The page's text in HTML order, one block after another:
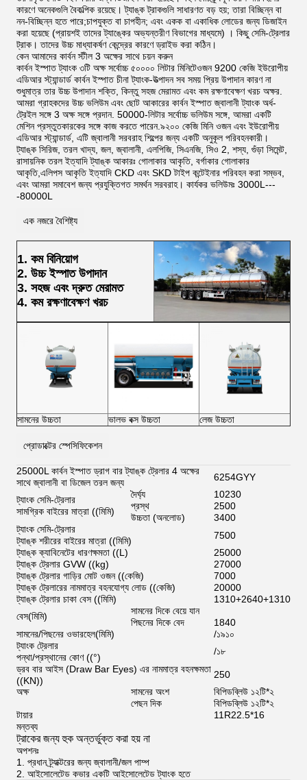
কারণে অনেকগুলি বৈকল্পিক রয়েছে। ট্যাঙ্ক ট্রাকগুলি সাধারণত বড় হয়; তারা বিচ্ছিন্ন বা
নন-বিচ্ছিন্ন হতে পারে;চাপযুক্ত বা চাপহীন; এবং একক বা একাধিক লোডের জন্য ডিজাইন
করা হয়েছে (প্রায়শই তাদের ট্যাঙ্কের অভ্যন্তরীণ বিভাগের মাধ্যমে) । কিছু সেমি-ট্রেলার
ট্রাক। তাদের উচ্চ মাধ্যাকর্ষণ কেন্দ্রের কারণে ড্রাইভ করা কঠিন।
কেন আমাদের কার্বন স্টীল 3 অক্ষের সাথে চয়ন করুন
কার্বন ইস্পাত ট্যাংক ৩টি অক্ষ সর্বোচ্চ ৫০০০০ লিটার মিনিটেওজন 9200 কেজি ইউরোপীয়
এডিআর স্ট্যান্ডার্ড কার্বন ইস্পাত চীনা ট্যাংক-উত্পাদন সব সময় প্রিয় উপাদান কারণ না
শুধুমাত্র তার উচ্চ উপাদান শক্তি, কিন্তু সহজ মেরামত এবং কম রক্ষণাবেক্ষণ খরচ অক্ষর.
আমরা গ্রাহকদের উচ্চ ভলিউম এবং ছোট আকারের কার্বন ইস্পাত জ্বালানী ট্যাংক অর্ধ-
ট্রেইল সঙ্গে 3 অক্ষ সঙ্গে প্রদান. 50000-লিটার সর্বোচ্চ ভলিউম সঙ্গে, আমরা একটি
মেশিন প্রস্তুতকারকের সঙ্গে কাজ করতে পারেন.৯২০০ কেজি মিনি ওজন এবং ইউরোপীয়
এডিআর স্ট্যান্ডার্ড, এটি জ্বালানী সরবরাহ শিল্পের জন্য একটি অনুকূল পরিবহনকারী।
ট্যাঙ্ক সিরিজ, তরল খাদ্য, জল, জ্বালানী, এলপিজি, সিএনজি, সিও 2, শস্য, গুঁড়া সিমেন্ট,
রাসায়নিক তরল ইত্যাদি ট্যাঙ্ক আকারঃ গোলাকার আকৃতি, বর্গাকার গোলাকার
আকৃতি,এলিপস আকৃতি ইত্যাদি CKD এবং SKD টাইপ কন্টেইনার পরিবহন করা সম্ভব,
এবং আমরা সমাবেশ জন্য প্রযুক্তিগত সমর্থন সরবরাহ। কার্যকর ভলিউমঃ 3000L---
-80000L
এক নজরে বৈশিষ্ট্য
1. কম বিনিয়োগ
2. উচ্চ ইস্পাত উপাদান
3. সহজ এবং দ্রুত মেরামত
4. কম রক্ষণাবেক্ষণ খরচ
সামনের উচ্চতা ভালভ বক্স উচ্চতা লেজ উচ্চতা
প্রোডাক্টের স্পেসিফিকেশন
25000L কার্বন ইস্পাত ড্রাগ বার ট্যাঙ্ক ট্রেলার 4 অক্ষের
সাথে জ্বালানী বা ডিজেল তরল জন্য
6254GYY
ট্যাংক সেমি-ট্রেলার
সামগ্রিক বাইরের মাত্রা ((মিমি)
দৈর্ঘ্য
10230
প্রস্থ
2500
উচ্চতা (অনলোড)
3400
ট্যাংক সেমি-ট্রেলার
ট্যাঙ্ক শরীরের বাইরের মাত্রা ((মিমি)
7500
ট্যাঙ্ক ক্যাবিনেটের ধারণক্ষমতা ((L)
25000
ট্যাঙ্ক ট্রেলার GVW ((kg)
27000
ট্যাঙ্ক ট্রেলার গাড়ির মোট ওজন ((কেজি)
7000
ট্যাঙ্ক ট্রেলারের নামমাত্র বহনযোগ্য লোড ((কেজি)
20000
ট্যাঙ্ক ট্রেলার চাকা বেস ((মিমি)
1310+2640+1310
বেস(মিমি)
সামনের দিকে বেয়ে যান
পিছনের দিকে বেদ
1840
সামনের/পিছনের ওভারহেল(মিমি)
/১৯১০
ট্যাংক ট্রেলার
পন্থা/প্রস্থানের কোণ ((°)
/১৮
ড্রব বার আইস (Draw Bar Eyes) এর নামমাত্র বহনক্ষমতা
((KN))
250
অক্ষ
সামনের অংশ
বিপিডব্লিউ ১২টি*২
পেছন দিক
বিপিডব্লিউ ১২টি*২
টায়ার
11R22.5*16
মন্তব্য
ট্রাকের জন্য হুক অন্তর্ভুক্ত করা হয় না
অপশনঃ
1. প্রধান ট্র্যাক্টরের জন্য জ্বালানী/জল পাম্প
2. আইসোলেটেড কভার একটি আইসোলেটেড ট্যাংক হতে